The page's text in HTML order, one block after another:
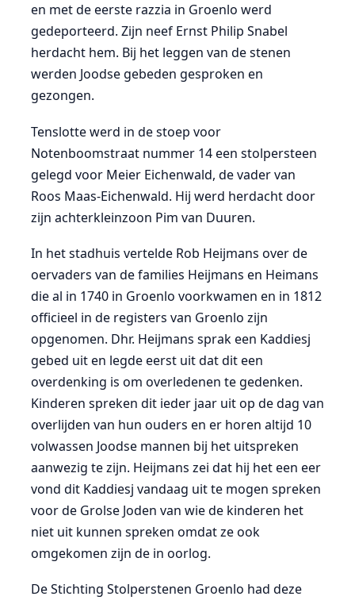
en met de eerste razzia in Groenlo werd
gedeporteerd. Zijn neef Ernst Philip Snabel
herdacht hem. Bij het leggen van de stenen
werden Joodse gebeden gesproken en
gezongen.
Tenslotte werd in de stoep voor
Notenboomstraat nummer 14 een stolpersteen
gelegd voor Meier Eichenwald, de vader van
Roos Maas-Eichenwald. Hij werd herdacht door
zijn achterkleinzoon Pim van Duuren.
In het stadhuis vertelde Rob Heijmans over de
oervaders van de families Heijmans en Heimans
die al in 1740 in Groenlo voorkwamen en in 1812
officieel in de registers van Groenlo zijn
opgenomen. Dhr. Heijmans sprak een Kaddiesj
gebed uit en legde eerst uit dat dit een
overdenking is om overledenen te gedenken.
Kinderen spreken dit ieder jaar uit op de dag van
overlijden van hun ouders en er horen altijd 10
volwassen Joodse mannen bij het uitspreken
aanwezig te zijn. Heijmans zei dat hij het een eer
vond dit Kaddiesj vandaag uit te mogen spreken
voor de Grolse Joden van wie de kinderen het
niet uit kunnen spreken omdat ze ook
omgekomen zijn de in oorlog.
De Stichting Stolperstenen Groenlo had deze